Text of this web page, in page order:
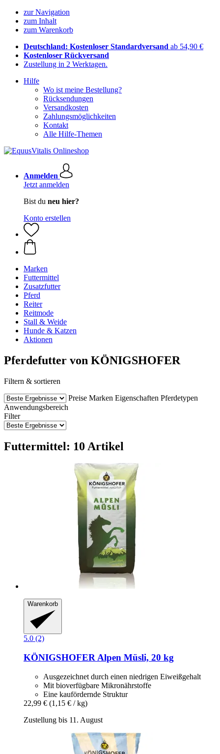
zur Navigation
zum Inhalt
zum Warenkorb
Deutschland: Kostenloser Standardversand ab 54,90 €
Kostenloser Rückversand
Zustellung in 2 Werktagen.
Hilfe
Wo ist meine Bestellung?
Rücksendungen
Versandkosten
Zahlungsmöglichkeiten
Kontakt
Alle Hilfe-Themen
Anmelden
Jetzt anmelden
Bist du neu hier?
Konto erstellen
Marken
Futtermittel
Zusatzfutter
Pferd
Reiter
Reitmode
Stall & Weide
Hunde & Katzen
Aktionen
Pferdefutter von KÖNIGSHOFER
Filtern & sortieren
Preise Marken Eigenschaften Pferdetypen
Anwendungsbereich
Filter
Futtermittel: 10 Artikel
Warenkorb
5.0 (2)
KÖNIGSHOFER Alpen Müsli, 20 kg
Ausgezeichnet durch einen niedrigen Eiweißgehalt
Mit bioverfügbare Mikronährstoffe
Eine kaufördernde Struktur
22,99 € (1,15 € / kg)
Zustellung bis 11. August